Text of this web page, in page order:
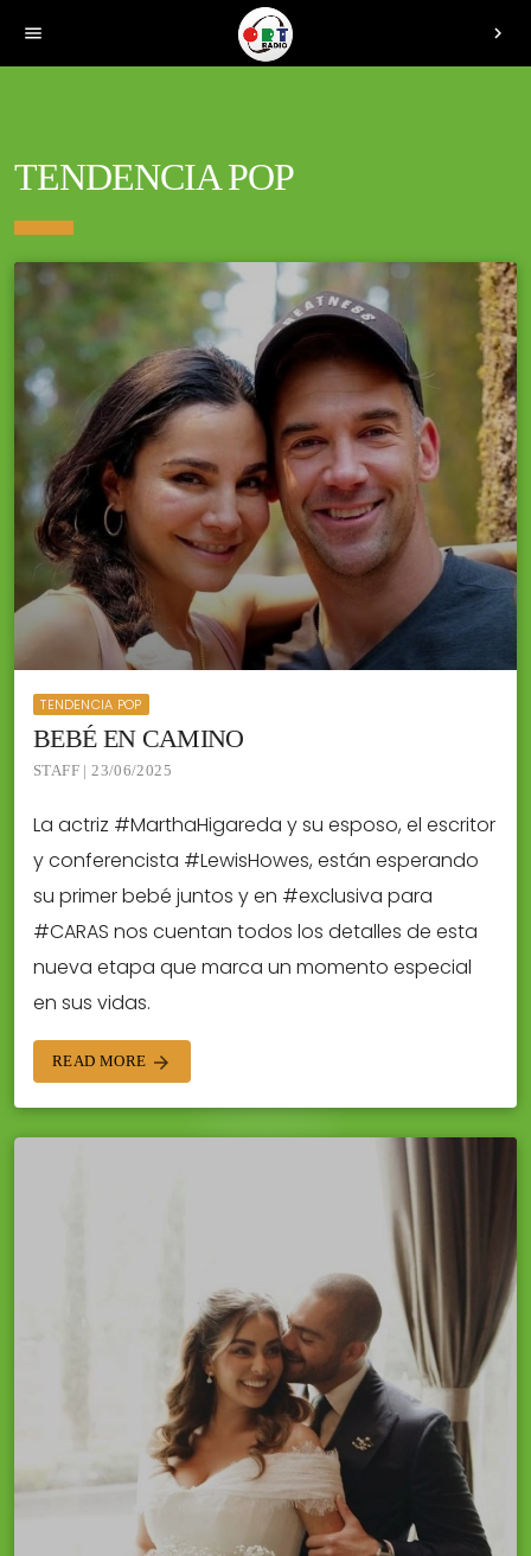
menu chevron_right
TENDENCIA POP
TENDENCIA POP
BEBÉ EN CAMINO
STAFF | 23/06/2025
La actriz #MarthaHigareda y su esposo, el escritor
y conferencista #LewisHowes, están esperando
su primer bebé juntos y en #exclusiva para
#CARAS nos cuentan todos los detalles de esta
nueva etapa que marca un momento especial
en sus vidas.
READ MORE arrow_forward